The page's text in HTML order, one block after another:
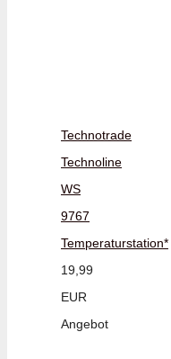
Technotrade
Technoline
WS
9767
Temperaturstation*
19,99
EUR
Angebot